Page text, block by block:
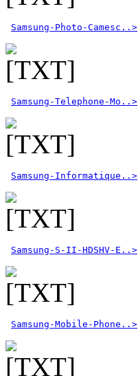
Samsung-Photo-Camesc..>
Samsung-Telephone-Mo..>
Samsung-Informatique..>
Samsung-S-II-HDSHV-E..>
Samsung-Mobile-Phone..>